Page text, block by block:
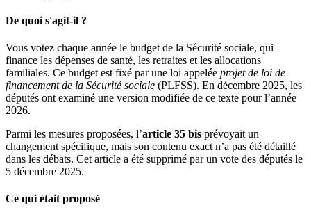
De quoi s'agit-il ?
Vous votez chaque année le budget de la Sécurité sociale, qui
finance les dépenses de santé, les retraites et les allocations
familiales. Ce budget est fixé par une loi appelée projet de loi de
financement de la Sécurité sociale (PLFSS). En décembre 2025, les
députés ont examiné une version modifiée de ce texte pour l’année
2026.
Parmi les mesures proposées, l’article 35 bis prévoyait un
changement spécifique, mais son contenu exact n’a pas été détaillé
dans les débats. Cet article a été supprimé par un vote des députés le
5 décembre 2025.
Ce qui était proposé